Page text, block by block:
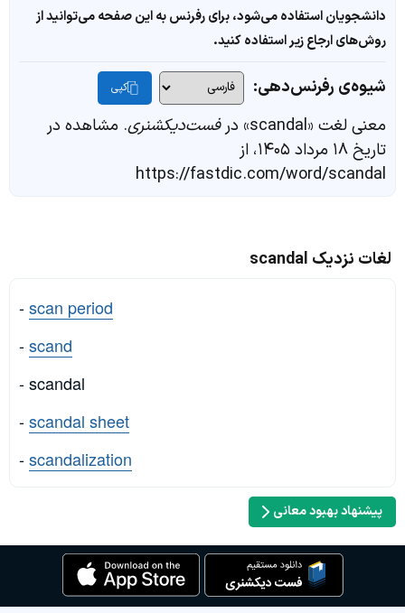
دانشجویان استفاده می‌شود، برای رفرنس به این صفحه می‌توانید از
روش‌های ارجاع زیر استفاده کنید.
شیوه‌ی رفرنس‌دهی: کپی
معنی لغت «scandal» در فست‌دیکشنری. مشاهده در
تاریخ ۱۸ مرداد ۱۴۰۵، از
https://fastdic.com/word/scandal
لغات نزدیک scandal
-scan period
-scand
- scandal
-scandal sheet
-scandalization
پیشنهاد بهبود معانی